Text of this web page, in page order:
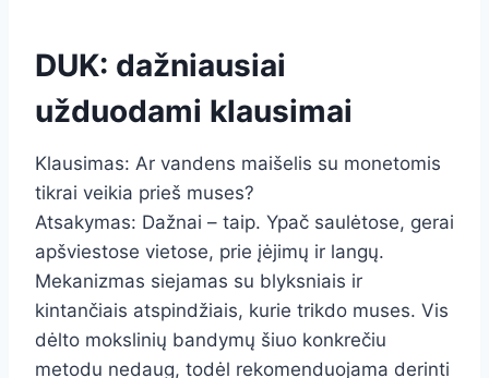
DUK: dažniausiai
užduodami klausimai
Klausimas: Ar vandens maišelis su monetomis
tikrai veikia prieš muses?
Atsakymas: Dažnai – taip. Ypač saulėtose, gerai
apšviestose vietose, prie įėjimų ir langų.
Mekanizmas siejamas su blyksniais ir
kintančiais atspindžiais, kurie trikdo muses. Vis
dėlto mokslinių bandymų šiuo konkrečiu
metodu nedaug, todėl rekomenduojama derinti